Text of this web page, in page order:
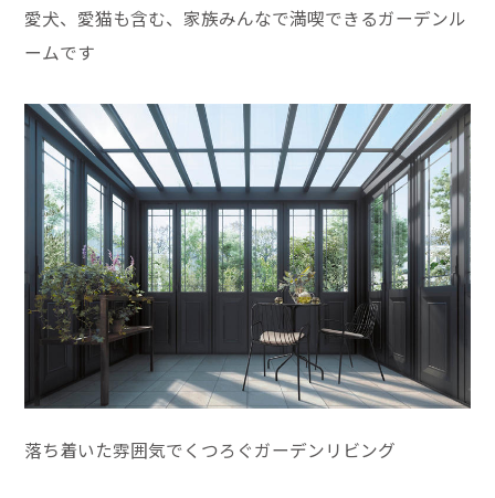
愛犬、愛猫も含む、家族みんなで満喫できるガーデンル
ームです
落ち着いた雰囲気でくつろぐガーデンリビング